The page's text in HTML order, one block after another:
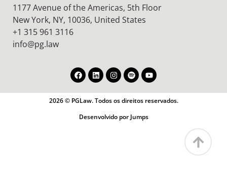
1177 Avenue of the Americas, 5th Floor
New York, NY, 10036, United States
+1 315 961 3116
info@pg.law
2026 © PGLaw. Todos os direitos reservados.
Desenvolvido por Jumps